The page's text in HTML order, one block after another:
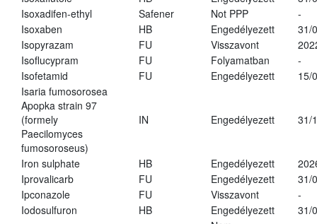
Isoxadifen-ethyl
Safener Not PPP
-
Isoxaben
HB Engedélyezett
31/
Isopyrazam
FU Visszavont
Isoflucypram
FU Folyamatban
-
Isofetamid
FU Engedélyezett
15/
Isaria fumosorosea
Apopka strain 97
(formely
Paecilomyces
fumosoroseus)
IN Engedélyezett 31/
Iron sulphate HB Engedélyezett
Iprovalicarb
FU Engedélyezett
31/
Ipconazole
FU Visszavont
-
Iodosulfuron
HB Engedélyezett
31/